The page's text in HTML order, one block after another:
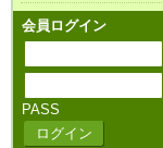
会員ログイン
PASS